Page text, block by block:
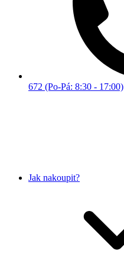
672 (Po-Pá: 8:30 - 17:00)
Jak nakoupit?